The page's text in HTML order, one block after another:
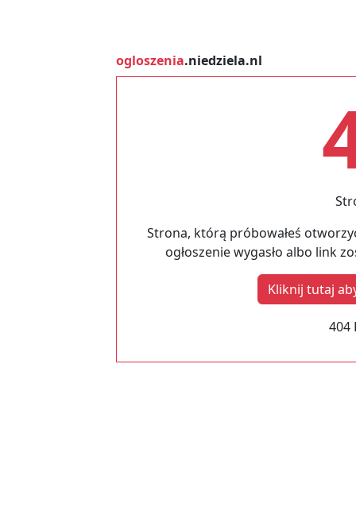
ogloszenia.niedziela.nl
Strona, którą próbowałeś
ogłoszenie wygasło albo link
Kliknij tutaj
404